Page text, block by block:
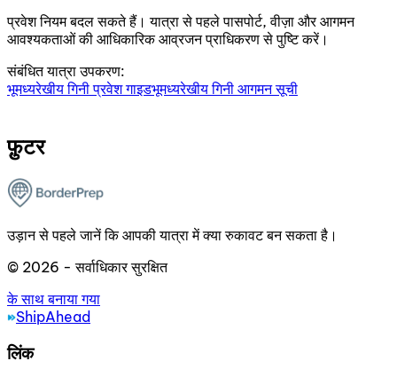
प्रवेश नियम बदल सकते हैं। यात्रा से पहले पासपोर्ट, वीज़ा और आगमन
आवश्यकताओं की आधिकारिक आव्रजन प्राधिकरण से पुष्टि करें।
संबंधित यात्रा उपकरण:
भूमध्यरेखीय गिनी प्रवेश गाइडभूमध्यरेखीय गिनी आगमन सूची
फ़ुटर
उड़ान से पहले जानें कि आपकी यात्रा में क्या रुकावट बन सकता है।
© 2026 - सर्वाधिकार सुरक्षित
के साथ बनाया गया
ShipAhead
लिंक